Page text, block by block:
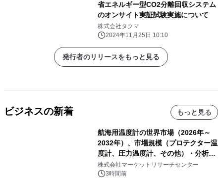
省エネルギー型CO2分離回収システム
のオンサイト実証試験実施について
株式会社タクマ
2024年11月25日 10:10
発行者のリリースをもっと見る
ビジネスの新着 もっと見る
航海用温度計の世界市場（2026年～
2032年）、市場規模（プロテクター温
度計、圧力温度計、その他）・分析レ
ポートを発表
株式会社マーケットリサーチセンター
3時間前